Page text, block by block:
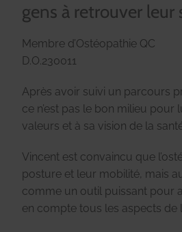
gens à retrouver
Membre d’Ostéopathie QC
D.O.230011
Après avoir suivi un parcours
ce n’est pas le bon milieu
valeurs et à sa vision de la
Vincent est convaincu que
posture et leur mobilité, mais
comme un outil puissant pour
en compte tous les aspects